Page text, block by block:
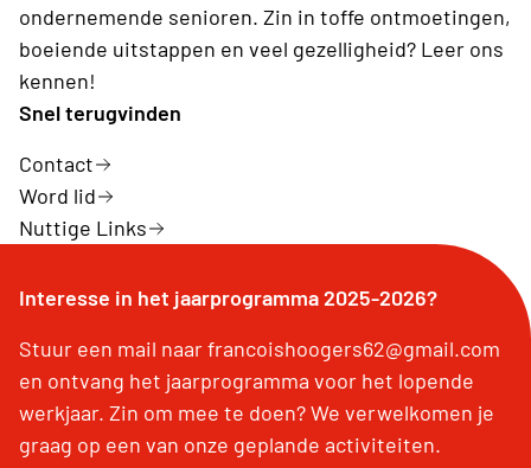
ondernemende senioren. Zin in toffe ontmoetingen,
boeiende uitstappen en veel gezelligheid? Leer ons
kennen!
Snel terugvinden
Contact
Word lid
Nuttige Links
Interesse in het jaarprogramma 2025-2026?
Stuur een mail naar francoishoogers62@gmail.com
en ontvang het jaarprogramma voor het lopende
werkjaar. Zin om mee te doen? We verwelkomen je
graag op een van onze geplande activiteiten.